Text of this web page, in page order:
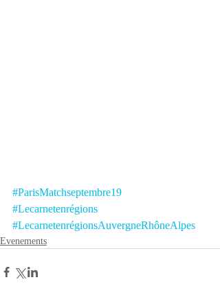
#ParisMatchseptembre19
#Lecarnetenrégions
#LecarnetenrégionsAuvergneRhôneAlpes
Evenements